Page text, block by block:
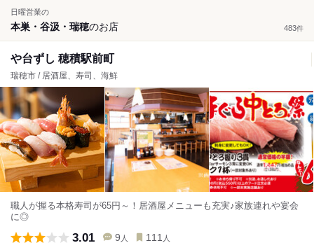
日曜営業の
本巣・谷汲・瑞穂のお店 483件
や台ずし 穂積駅前町
瑞穂市 / 居酒屋、寿司、海鮮
職人が握る本格寿司が65円～！居酒屋メニューも充実♪家族連れや宴会
に◎
3.01 9 人 111 人